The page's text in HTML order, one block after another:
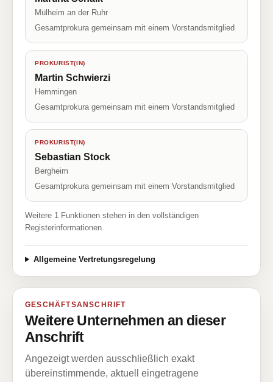
Mülheim an der Ruhr
Gesamtprokura gemeinsam mit einem Vorstandsmitglied
PROKURIST(IN)
Martin Schwierzi
Hemmingen
Gesamtprokura gemeinsam mit einem Vorstandsmitglied
PROKURIST(IN)
Sebastian Stock
Bergheim
Gesamtprokura gemeinsam mit einem Vorstandsmitglied
Weitere 1 Funktionen stehen in den vollständigen
Registerinformationen.
Allgemeine Vertretungsregelung
GESCHÄFTSANSCHRIFT
Weitere Unternehmen an dieser
Anschrift
Angezeigt werden ausschließlich exakt
übereinstimmende, aktuell eingetragene